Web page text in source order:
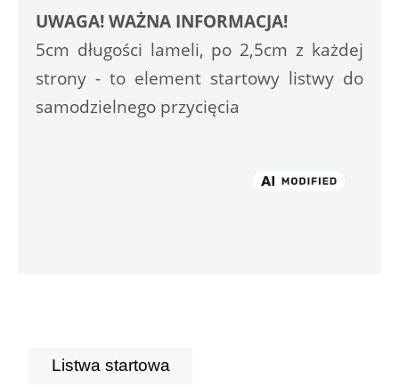
UWAGA! WAŻNA INFORMACJA!
5cm długości lameli, po 2,5cm z każdej
strony - to element startowy listwy do
samodzielnego przycięcia
Listwa startowa